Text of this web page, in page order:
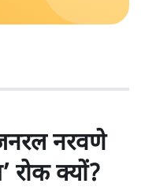
नरवणे
रोक क्यों?